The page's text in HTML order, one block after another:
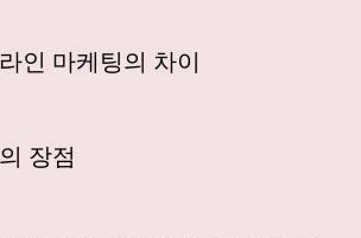
인 마케팅의 차이
장점